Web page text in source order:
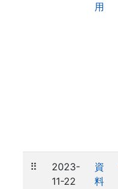
用
⠿
2023-
11-22
資
料